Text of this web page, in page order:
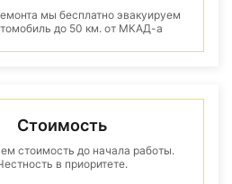
мы бесплатно эвакуируем
до 50 км. от МКАД-а
Стоимость
стоимость до начала работы.
в приоритете.